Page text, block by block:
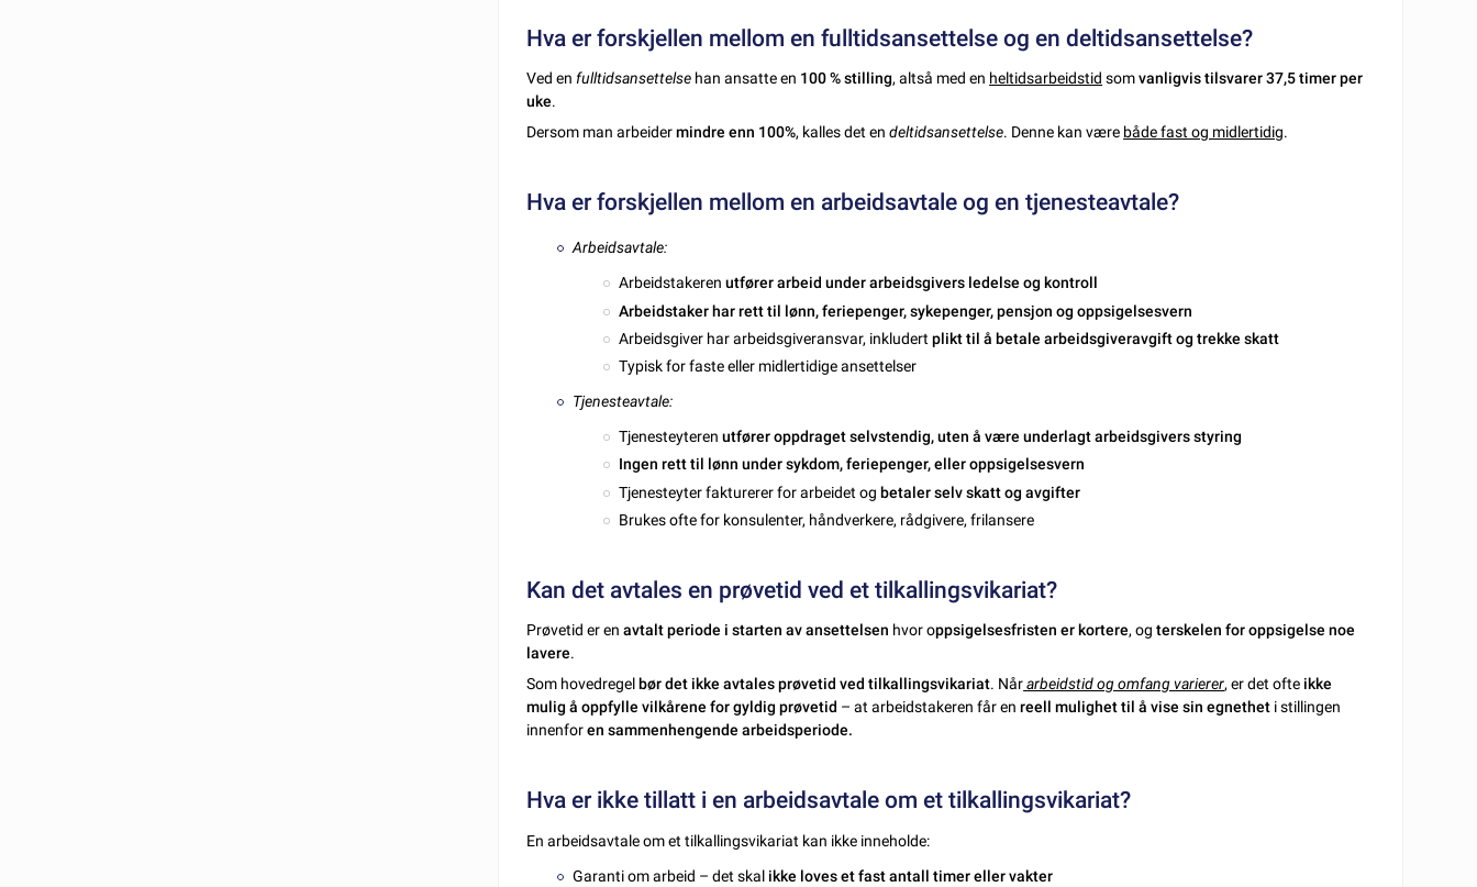
Hva er forskjellen mellom en fulltidsansettelse og en deltidsansettelse?
Ved enfulltidsansettelse han ansatte en 100 % stilling, altså med en heltidsarbeidstid somvanligvis tilsvarer 37,5 timer per
uke.
Dersom man arbeidermindre enn 100%, kalles det endeltidsansettelse. Denne kan være både fast og midlertidig.
Hva er forskjellen mellom en arbeidsavtale og en tjenesteavtale?
Arbeidsavtale:
Arbeidstakerenutfører arbeid under arbeidsgivers ledelse og kontroll
Arbeidstaker har rett til lønn, feriepenger, sykepenger, pensjon og oppsigelsesvern
Arbeidsgiver har arbeidsgiveransvar, inkludertplikt til å betale arbeidsgiveravgift og trekke skatt
Typisk for faste eller midlertidige ansettelser
Tjenesteavtale:
Tjenesteyterenutfører oppdraget selvstendig, uten å være underlagt arbeidsgivers styring
Ingen rett til lønn under sykdom, feriepenger, eller oppsigelsesvern
Tjenesteyter fakturerer for arbeidet og betaler selv skatt og avgifter
Brukes ofte for konsulenter, håndverkere, rådgivere, frilansere
Kan det avtales en prøvetid ved et tilkallingsvikariat?
Prøvetid er enavtalt periode i starten av ansettelsen hvor oppsigelsesfristen er kortere, ogterskelen for oppsigelse noe
lavere.
Som hovedregel bør det ikke avtales prøvetid ved tilkallingsvikariat. Nårarbeidstid og omfang varierer, er det ofte ikke
mulig å oppfylle vilkårene for gyldig prøvetid – at arbeidstakeren får en reell mulighet til å vise sin egnethet i stillingen
innenforen sammenhengende arbeidsperiode.
Hva er ikke tillatt i en arbeidsavtale om et tilkallingsvikariat?
En arbeidsavtale om et tilkallingsvikariat kan ikke inneholde:
Garanti om arbeid – det skal ikke loves et fast antall timer eller vakter